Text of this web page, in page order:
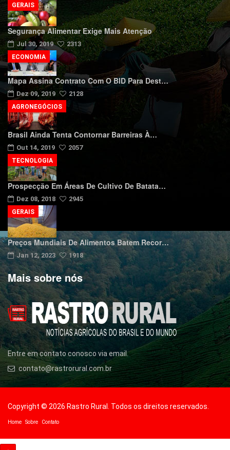
Segurança Alimentar Exige Mais Atenção
Jul 30, 2019 2313
GERAIS
Mapa Assina Contrato Com O BID Para Dest…
Dez 09, 2019 2128
ECONOMIA
Brasil Ainda Tenta Contornar Barreiras À…
Out 14, 2019 2057
AGRONEGÓCIOS
Prospecção Em Áreas De Cultivo De Batata…
Dez 08, 2018 2945
TECNOLOGIA
Preços Mundiais De Alimentos Batem Recor…
Jan 12, 2023 1918
GERAIS
Mais sobre nós
Entre em contato conosco via email.
contato@rastrorural.com.br
Copyright © 2026 Rastro Rural. Todos os direitos reservados.
Home Sobre Contato